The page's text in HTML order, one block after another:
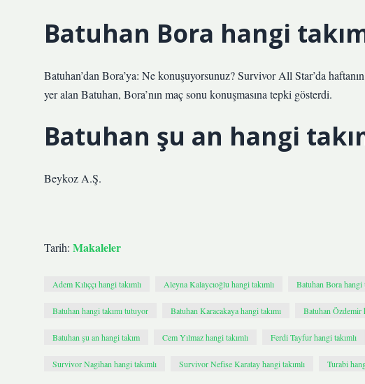
Batuhan Bora hangi
Batuhan’dan Bora’ya: Ne konuşuyorsunuz? Survivor All Star’da
yer alan Batuhan, Bora’nın maç sonu konuşmasına tepki gösterdi.
Batuhan şu an hangi
Beykoz A.Ş.
Tarih: Makaleler
Adem Kılıççı hangi takımlı Aleyna Kalaycıoğlu hangi takımlı Batuhan Bora hangi
Batuhan hangi takımı tutuyor Batuhan Karacakaya hangi takımı Batuhan Özdemir
Batuhan şu an hangi takım Cem Yılmaz hangi takımlı Ferdi Tayfur hangi takımlı
Survivor Nagihan hangi takımlı Survivor Nefise Karatay hangi takımlı Turabi